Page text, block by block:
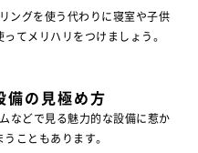
ングを使う代わりに寝室や子供
てメリハリをつけましょう。
備の見極め方
などで見る魅力的な設備に惹か
こともあります。